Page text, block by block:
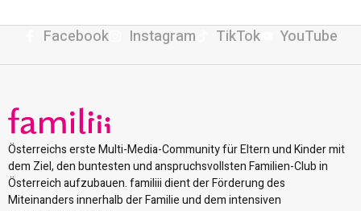
Facebook Instagram TikTok YouTube
Österreichs erste Multi-Media-Community für Eltern und Kinder mit
dem Ziel, den buntesten und anspruchsvollsten Familien-Club in
Österreich aufzubauen. familiii dient der Förderung des
Miteinanders innerhalb der Familie und dem intensiven